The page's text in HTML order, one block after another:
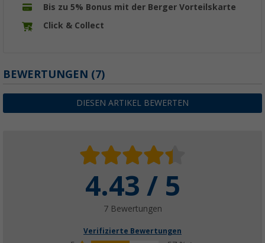
Bis zu 5% Bonus mit der Berger Vorteilskarte
Click & Collect
BEWERTUNGEN (7)
DIESEN ARTIKEL BEWERTEN
4.43 / 5
7 Bewertungen
Verifizierte Bewertungen